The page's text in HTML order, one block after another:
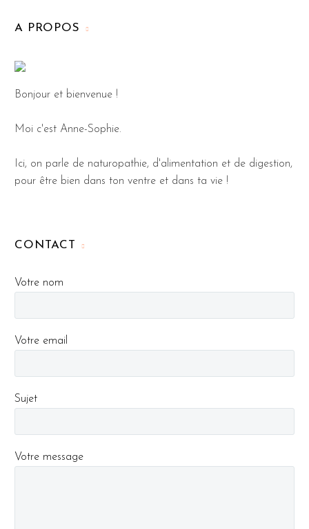
A PROPOS
Bonjour et bienvenue !
Moi c'est Anne-Sophie.
Ici, on parle de naturopathie, d'alimentation et de digestion,
pour être bien dans ton ventre et dans ta vie !
CONTACT
Votre nom
Votre email
Sujet
Votre message